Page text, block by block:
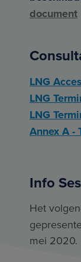
document
LNG
LNG
LNG
Annex A -
Info
Het
mei 2020.